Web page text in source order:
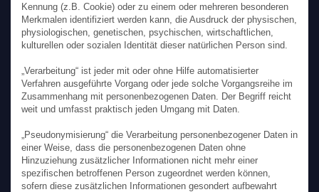
Kennung (z.B. Cookie) oder zu einem oder mehreren besonderen
Merkmalen identifiziert werden kann, die Ausdruck der physischen,
physiologischen, genetischen, psychischen, wirtschaftlichen,
kulturellen oder sozialen Identität dieser natürlichen Person sind.
„Verarbeitung“ ist jeder mit oder ohne Hilfe automatisierter
Verfahren ausgeführte Vorgang oder jede solche Vorgangsreihe im
Zusammenhang mit personenbezogenen Daten. Der Begriff reicht
weit und umfasst praktisch jeden Umgang mit Daten.
„Pseudonymisierung“ die Verarbeitung personenbezogener Daten in
einer Weise, dass die personenbezogenen Daten ohne
Hinzuziehung zusätzlicher Informationen nicht mehr einer
spezifischen betroffenen Person zugeordnet werden können,
sofern diese zusätzlichen Informationen gesondert aufbewahrt